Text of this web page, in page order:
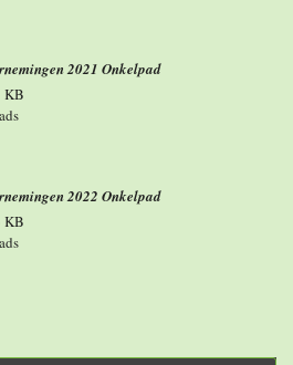
2021 Onkelpad
KB
2022 Onkelpad
KB